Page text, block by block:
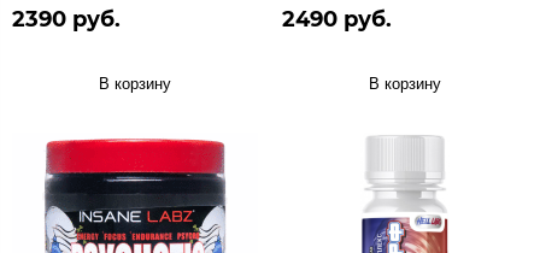
2390 руб.
В корзину
2490 руб.
В корзину